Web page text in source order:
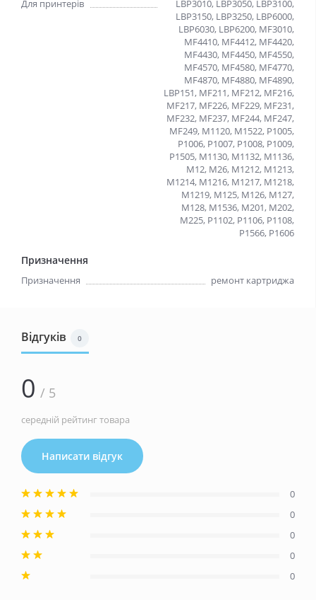
Для принтерів
LBP3010, LBP3050, LBP3100,
LBP3150, LBP3250, LBP6000,
LBP6030, LBP6200, MF3010,
MF4410, MF4412, MF4420,
MF4430, MF4450, MF4550,
MF4570, MF4580, MF4770,
MF4870, MF4880, MF4890,
LBP151, MF211, MF212, MF216,
MF217, MF226, MF229, MF231,
MF232, MF237, MF244, MF247,
MF249, M1120, M1522, P1005,
P1006, P1007, P1008, P1009,
P1505, M1130, M1132, M1136,
M12, M26, M1212, M1213,
M1214, M1216, M1217, M1218,
M1219, M125, M126, M127,
M128, M1536, M201, M202,
M225, P1102, P1106, P1108,
P1566, P1606
Призначення
Призначення ремонт картриджа
Відгуків 0
0 / 5
середній рейтинг товара
Написати відгук
0
0
0
0
0